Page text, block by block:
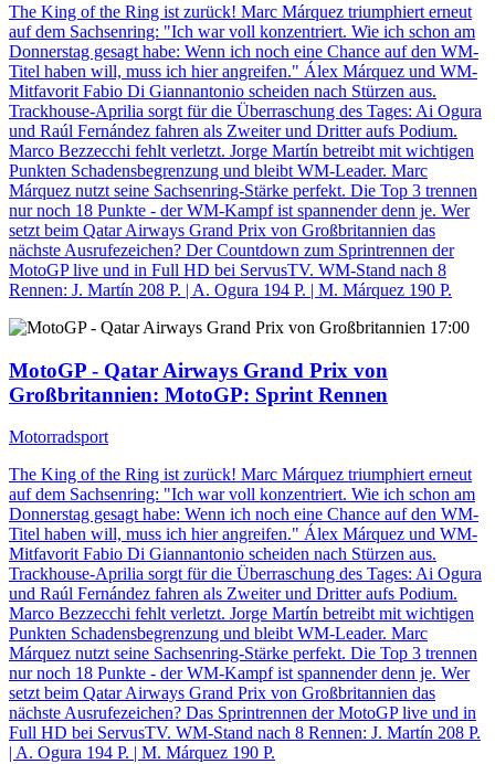
The King of the Ring ist zurück! Marc Márquez triumphiert erneut
auf dem Sachsenring: "Ich war voll konzentriert. Wie ich schon am
Donnerstag gesagt habe: Wenn ich noch eine Chance auf den WM-
Titel haben will, muss ich hier angreifen." Álex Márquez und WM-
Mitfavorit Fabio Di Giannantonio scheiden nach Stürzen aus.
Trackhouse-Aprilia sorgt für die Überraschung des Tages: Ai Ogura
und Raúl Fernández fahren als Zweiter und Dritter aufs Podium.
Marco Bezzecchi fehlt verletzt. Jorge Martín betreibt mit wichtigen
Punkten Schadensbegrenzung und bleibt WM-Leader. Marc
Márquez nutzt seine Sachsenring-Stärke perfekt. Die Top 3 trennen
nur noch 18 Punkte - der WM-Kampf ist spannender denn je. Wer
setzt beim Qatar Airways Grand Prix von Großbritannien das
nächste Ausrufezeichen? Der Countdown zum Sprintrennen der
MotoGP live und in Full HD bei ServusTV. WM-Stand nach 8
Rennen: J. Martín 208 P. | A. Ogura 194 P. | M. Márquez 190 P.
17:00
MotoGP - Qatar Airways Grand Prix von
Großbritannien: MotoGP: Sprint Rennen
Motorradsport
The King of the Ring ist zurück! Marc Márquez triumphiert erneut
auf dem Sachsenring: "Ich war voll konzentriert. Wie ich schon am
Donnerstag gesagt habe: Wenn ich noch eine Chance auf den WM-
Titel haben will, muss ich hier angreifen." Álex Márquez und WM-
Mitfavorit Fabio Di Giannantonio scheiden nach Stürzen aus.
Trackhouse-Aprilia sorgt für die Überraschung des Tages: Ai Ogura
und Raúl Fernández fahren als Zweiter und Dritter aufs Podium.
Marco Bezzecchi fehlt verletzt. Jorge Martín betreibt mit wichtigen
Punkten Schadensbegrenzung und bleibt WM-Leader. Marc
Márquez nutzt seine Sachsenring-Stärke perfekt. Die Top 3 trennen
nur noch 18 Punkte - der WM-Kampf ist spannender denn je. Wer
setzt beim Qatar Airways Grand Prix von Großbritannien das
nächste Ausrufezeichen? Das Sprintrennen der MotoGP live und in
Full HD bei ServusTV. WM-Stand nach 8 Rennen: J. Martín 208 P.
| A. Ogura 194 P. | M. Márquez 190 P.